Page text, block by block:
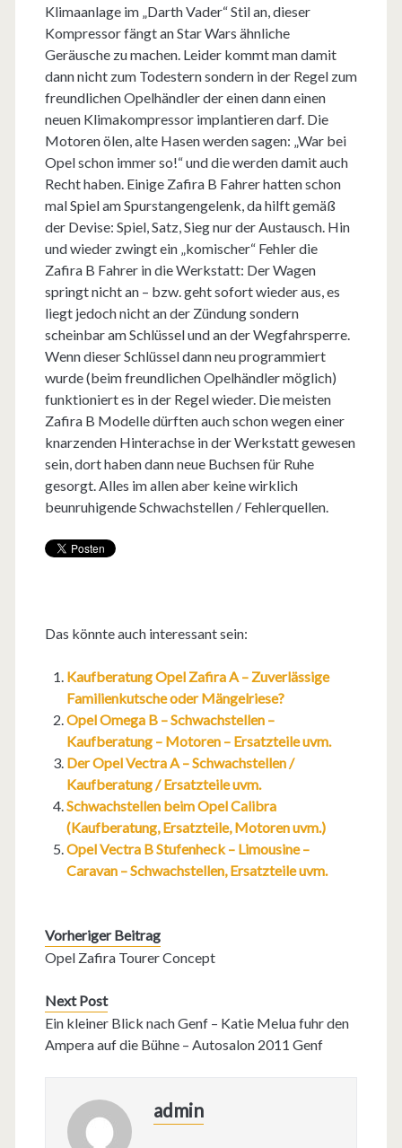
Klimaanlage im „Darth Vader“ Stil an, dieser
Kompressor fängt an Star Wars ähnliche
Geräusche zu machen. Leider kommt man damit
dann nicht zum Todestern sondern in der Regel zum
freundlichen Opelhändler der einen dann einen
neuen Klimakompressor implantieren darf. Die
Motoren ölen, alte Hasen werden sagen: „War bei
Opel schon immer so!“ und die werden damit auch
Recht haben. Einige Zafira B Fahrer hatten schon
mal Spiel am Spurstangengelenk, da hilft gemäß
der Devise: Spiel, Satz, Sieg nur der Austausch. Hin
und wieder zwingt ein „komischer“ Fehler die
Zafira B Fahrer in die Werkstatt: Der Wagen
springt nicht an – bzw. geht sofort wieder aus, es
liegt jedoch nicht an der Zündung sondern
scheinbar am Schlüssel und an der Wegfahrsperre.
Wenn dieser Schlüssel dann neu programmiert
wurde (beim freundlichen Opelhändler möglich)
funktioniert es in der Regel wieder. Die meisten
Zafira B Modelle dürften auch schon wegen einer
knarzenden Hinterachse in der Werkstatt gewesen
sein, dort haben dann neue Buchsen für Ruhe
gesorgt. Alles im allen aber keine wirklich
beunruhigende Schwachstellen / Fehlerquellen.
Das könnte auch interessant sein:
Kaufberatung Opel Zafira A – Zuverlässige
Familienkutsche oder Mängelriese?
Opel Omega B – Schwachstellen –
Kaufberatung – Motoren – Ersatzteile uvm.
Der Opel Vectra A – Schwachstellen /
Kaufberatung / Ersatzteile uvm.
Schwachstellen beim Opel Calibra
(Kaufberatung, Ersatzteile, Motoren uvm.)
Opel Vectra B Stufenheck – Limousine –
Caravan – Schwachstellen, Ersatzteile uvm.
Vorheriger Beitrag
Opel Zafira Tourer Concept
Next Post
Ein kleiner Blick nach Genf – Katie Melua fuhr den
Ampera auf die Bühne – Autosalon 2011 Genf
admin